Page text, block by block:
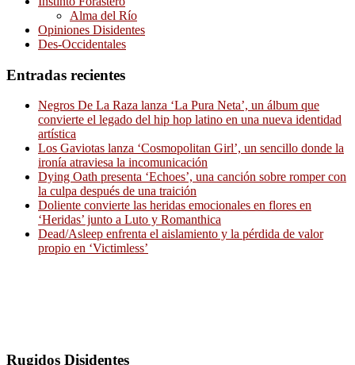
Alma del Río
Opiniones Disidentes
Des-Occidentales
Entradas recientes
Negros De La Raza lanza ‘La Pura Neta’, un álbum que
convierte el legado del hip hop latino en una nueva identidad
artística
Los Gaviotas lanza ‘Cosmopolitan Girl’, un sencillo donde la
ironía atraviesa la incomunicación
Dying Oath presenta ‘Echoes’, una canción sobre romper con
la culpa después de una traición
Doliente convierte las heridas emocionales en flores en
‘Heridas’ junto a Luto y Romanthica
Dead/Asleep enfrenta el aislamiento y la pérdida de valor
propio en ‘Victimless’
Rugidos Disidentes